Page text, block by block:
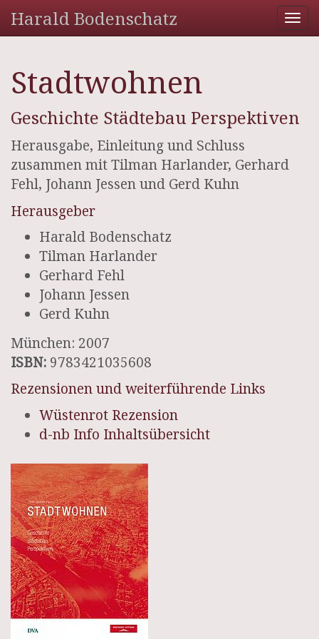
Harald Bodenschatz
Stadtwohnen
Geschichte Städtebau Perspektiven
Herausgabe, Einleitung und Schluss
zusammen mit Tilman Harlander, Gerhard
Fehl, Johann Jessen und Gerd Kuhn
Herausgeber
Harald Bodenschatz
Tilman Harlander
Gerhard Fehl
Johann Jessen
Gerd Kuhn
München: 2007
ISBN: 9783421035608
Rezensionen und weiterführende Links
Wüstenrot Rezension
d-nb Info Inhaltsübersicht